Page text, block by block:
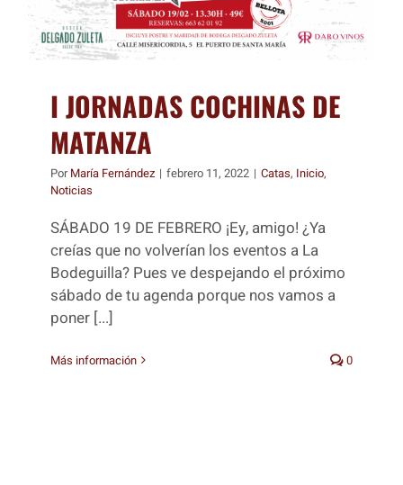
I JORNADAS COCHINAS DE
MATANZA
PorMaría Fernández | febrero 11, 2022 | Catas, Inicio,
Noticias
SÁBADO 19 DE FEBRERO ¡Ey, amigo! ¿Ya
creías que no volverían los eventos a La
Bodeguilla? Pues ve despejando el próximo
sábado de tu agenda porque nos vamos a
poner [...]
Más información 0